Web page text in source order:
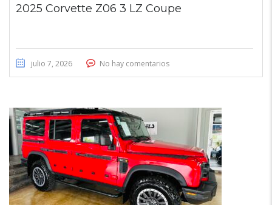
2025 Corvette Z06 3 LZ Coupe
julio 7, 2026 No hay comentarios